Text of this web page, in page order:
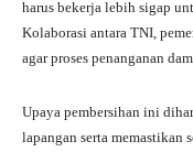
harus bekerja lebih sigap
Kolaborasi antara TNI,
agar proses penanganan
Upaya pembersihan ini
lapangan serta memastikan